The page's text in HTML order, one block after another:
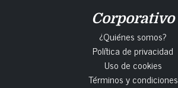
Corporativo
¿Quiénes somos?
Política de privacidad
Uso de cookies
Términos y condiciones